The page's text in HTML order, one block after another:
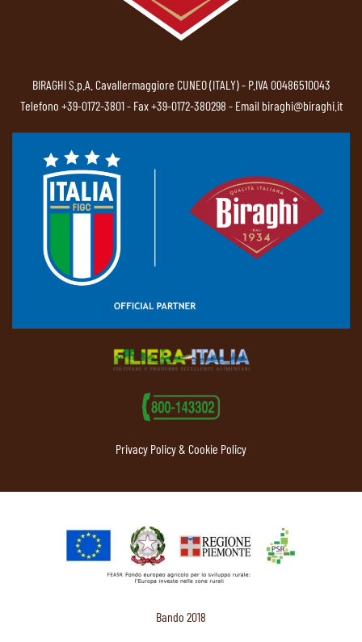
BIRAGHI S.p.A. Cavallermaggiore CUNEO (ITALY) - P.IVA 00486510043
Telefono +39-0172-3801- Fax +39-0172-380298 - Email biraghi@biraghi.it
Privacy Policy & Cookie Policy
Bando 2018